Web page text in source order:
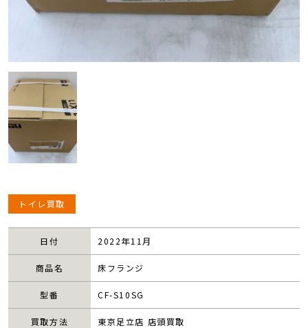
トイレ買取
日付 2022年11月
商品名 床フランジ
型番 CF-S10SG
買取方法 東京足立店 店頭買取